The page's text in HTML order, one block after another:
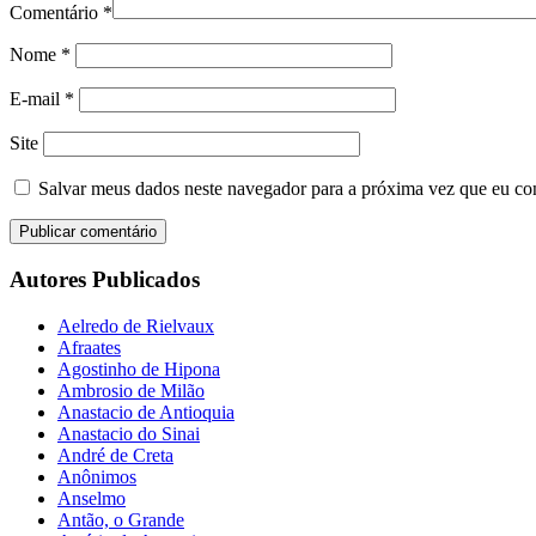
Comentário *
Nome *
E-mail *
Site
Salvar meus dados neste navegador para a próxima vez que eu
Autores Publicados
Aelredo de Rielvaux
Afraates
Agostinho de Hipona
Ambrosio de Milão
Anastacio de Antioquia
Anastacio do Sinai
André de Creta
Anônimos
Anselmo
Antão, o Grande